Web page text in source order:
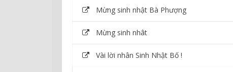
Mừng sinh nhật Bà Phượng
Mừng sinh nhât
Vài lời nhân Sinh Nhật Bố !